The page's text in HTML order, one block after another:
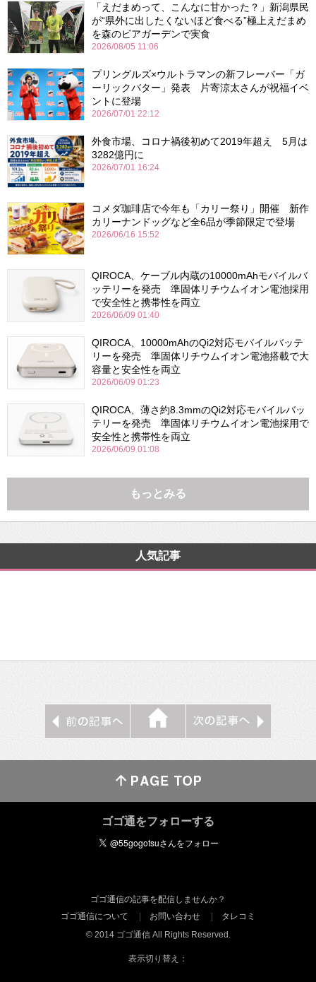
「えだまめって、こんなに甘かった？」新潟県民
が“県外に出したくないほど食べる”極上えだまめ
を森のビアガーデンで実食
2026/08/05 11:06
プリングルズ×ウルトラマンの新フレーバー「ガ
ーリックバター」発表 片寄涼太さんが祝福イベ
ントに登場
2026/07/01 22:12
外食市場、コロナ禍後初めて2019年超え 5月は
3282億円に
2026/07/01 16:24
コメダ珈琲店で今年も「カリー祭り」開催 新作
カリーナンドッグなど全6品が季節限定で登場
2026/06/16 15:52
QIROCA、ケーブル内蔵の10000mAhモバイルバ
ッテリーを発売 準固体リチウムイオン電池採用
で安全性と携帯性を両立
2026/06/09 01:40
QIROCA、10000mAhのQi2対応モバイルバッテ
リーを発売 準固体リチウムイオン電池搭載で大
容量と安全性を両立
2026/06/09 01:23
QIROCA、薄さ約8.3mmのQi2対応モバイルバッ
テリーを発売 準固体リチウムイオン電池採用で
安全性と携帯性を両立
2026/06/09 01:08
もっとみる
人気記事
ゴゴ通をフォローする
ゴゴ通信の記事を配信しませんか？
ゴゴ通信について
お問い合わせ
タレコミ
© 2014 ゴゴ通信 All Rights Reserved.
表示切り替え：